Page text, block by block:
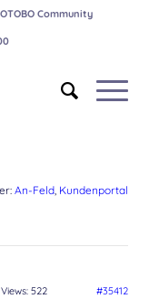
Community
An-Feld, Kundenportal
522 #35412